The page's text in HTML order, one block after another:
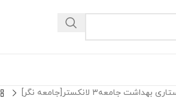
بهداشت جامعه۳ لانکستر[جامعه نگر]